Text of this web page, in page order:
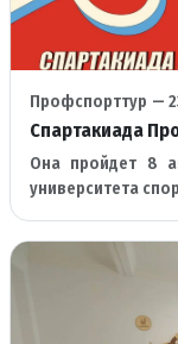
Профспорттур —
Спартакиада
Она пройдет 8
университета